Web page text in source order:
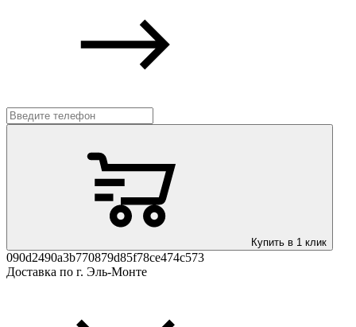
Купить в 1 клик
090d2490a3b770879d85f78ce474c573
Доставка по г. Эль-Монте